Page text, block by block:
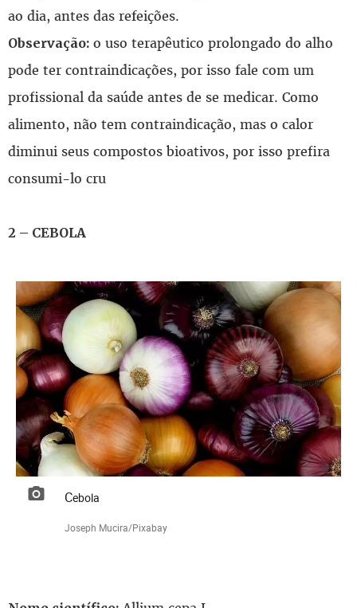
ao dia, antes das refeições.
Observação: o uso terapêutico prolongado do alho
pode ter contraindicações, por isso fale com um
profissional da saúde antes de se medicar. Como
alimento, não tem contraindicação, mas o calor
diminui seus compostos bioativos, por isso prefira
consumi-lo cru
2 – CEBOLA
Cebola
Joseph Mucira/Pixabay